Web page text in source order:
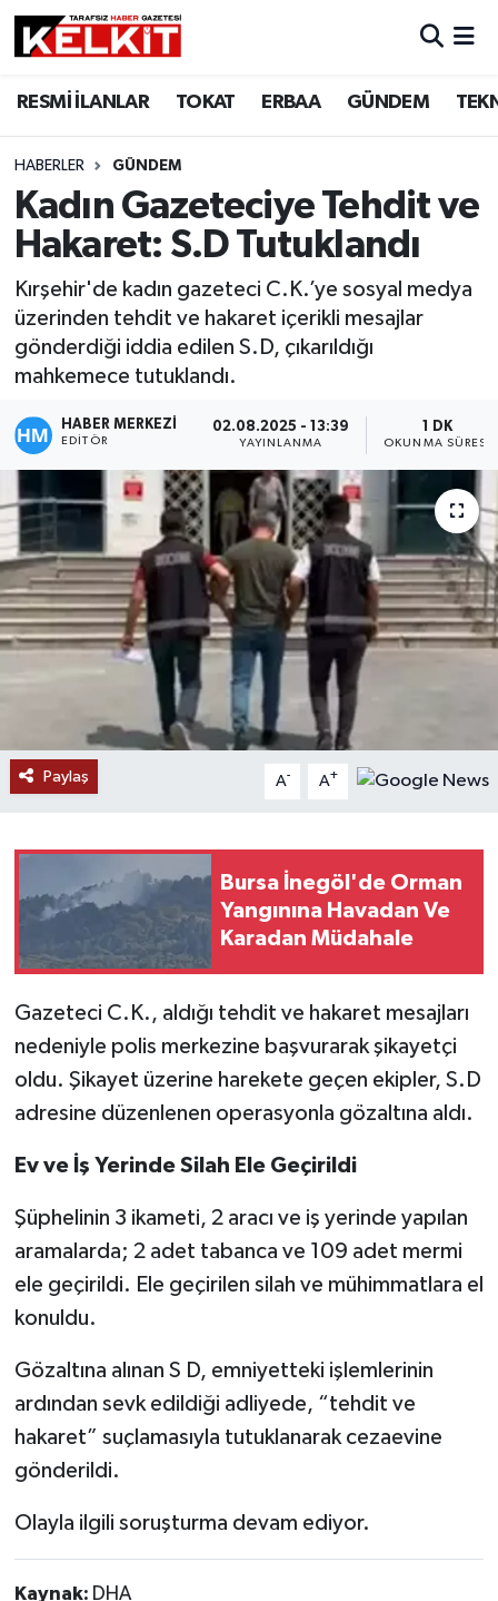
RESMİ İLANLAR TOKAT ERBAA GÜNDEM
HABERLER GÜNDEM
Kadın Gazeteciye Tehdit ve
Hakaret: S.D Tutuklandı
Kırşehir'de kadın gazeteci C.K.’ye sosyal medya
üzerinden tehdit ve hakaret içerikli mesajlar
gönderdiği iddia edilen S.D, çıkarıldığı
mahkemece tutuklandı.
HABER MERKEZİ
EDITÖR
02.08.2025 - 13:39
YAYINLANMA
1 DK
OKUNMA SÜRESI
Paylaş A- A+
Bursa İnegöl'de Orman
Yangınına Havadan Ve
Karadan Müdahale
Gazeteci C.K., aldığı tehdit ve hakaret mesajları
nedeniyle polis merkezine başvurarak şikayetçi
oldu. Şikayet üzerine harekete geçen ekipler, S.D
adresine düzenlenen operasyonla gözaltına aldı.
Ev ve İş Yerinde Silah Ele Geçirildi
Şüphelinin 3 ikameti, 2 aracı ve iş yerinde yapılan
aramalarda; 2 adet tabanca ve 109 adet mermi
ele geçirildi. Ele geçirilen silah ve mühimmatlara el
konuldu.
Gözaltına alınan S D, emniyetteki işlemlerinin
ardından sevk edildiği adliyede, “tehdit ve
hakaret” suçlamasıyla tutuklanarak cezaevine
gönderildi.
Olayla ilgili soruşturma devam ediyor.
Kaynak: DHA